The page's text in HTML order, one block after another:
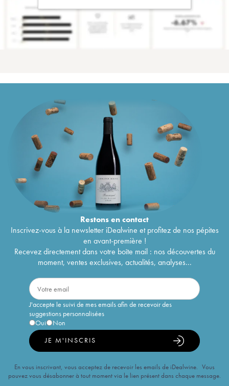
Restons encontact
Inscrivez-vous à la newsletter iDealwine et profitez de nos pépites
en avant-première !
Recevez directement dans votre boîte mail : nos découvertes du
moment, ventes exclusives, actualités, analyses...
J'accepte le suivi de mes emails afin de recevoir des
suggestions personnalisées
Oui
Non
JE M'INSCRIS
En vous inscrivant, vous acceptez de recevoir les emails de iDealwine. Vous
pouvez vous désabonner à tout moment via le lien présent dans chaque message.